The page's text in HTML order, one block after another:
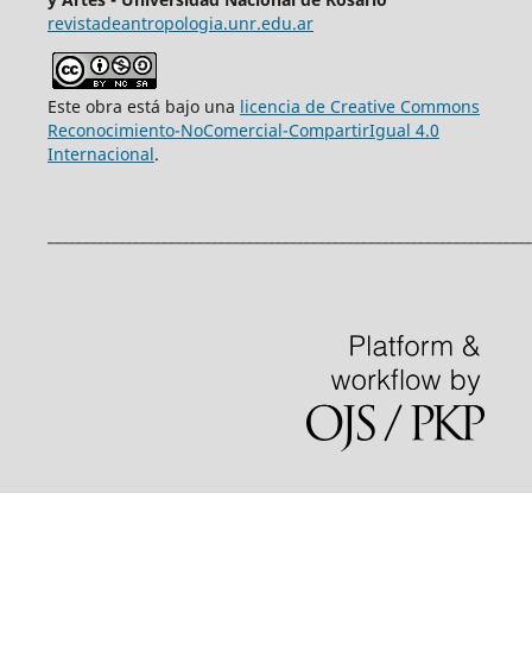
revistadeantropologia.unr.edu.ar
Este obra está bajo una licencia de Creative Commons
Reconocimiento-NoComercial-CompartirIgual 4.0
Internacional.